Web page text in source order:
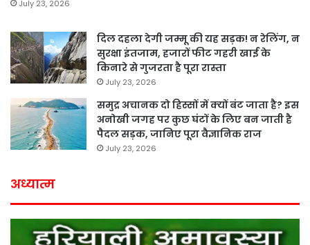
July 23, 2026
दिल दहला देगी जम्मू की यह सड़क! न रेलिंग, न
सुरक्षा इंतजाम, हजारों फीट गहरी खाई के
किनारे से गुजरता है पूरा रास्ता
July 23, 2026
समुद्र अचानक दो हिस्सों में क्यों बंट जाता है? इस
अनोखी जगह पर कुछ घंटों के लिए बन जाती है
पैदल सड़क, जानिए पूरा वैज्ञानिक राज
July 23, 2026
अध्यात्म